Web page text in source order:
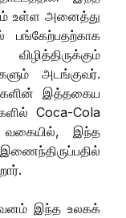
உள்ள அனைத்து
பங்கேற்பதற்காக
அடங்குவர்.
இத்தகைய
Coca-Cola
வகையில், இந்த
இந்த உலகக்